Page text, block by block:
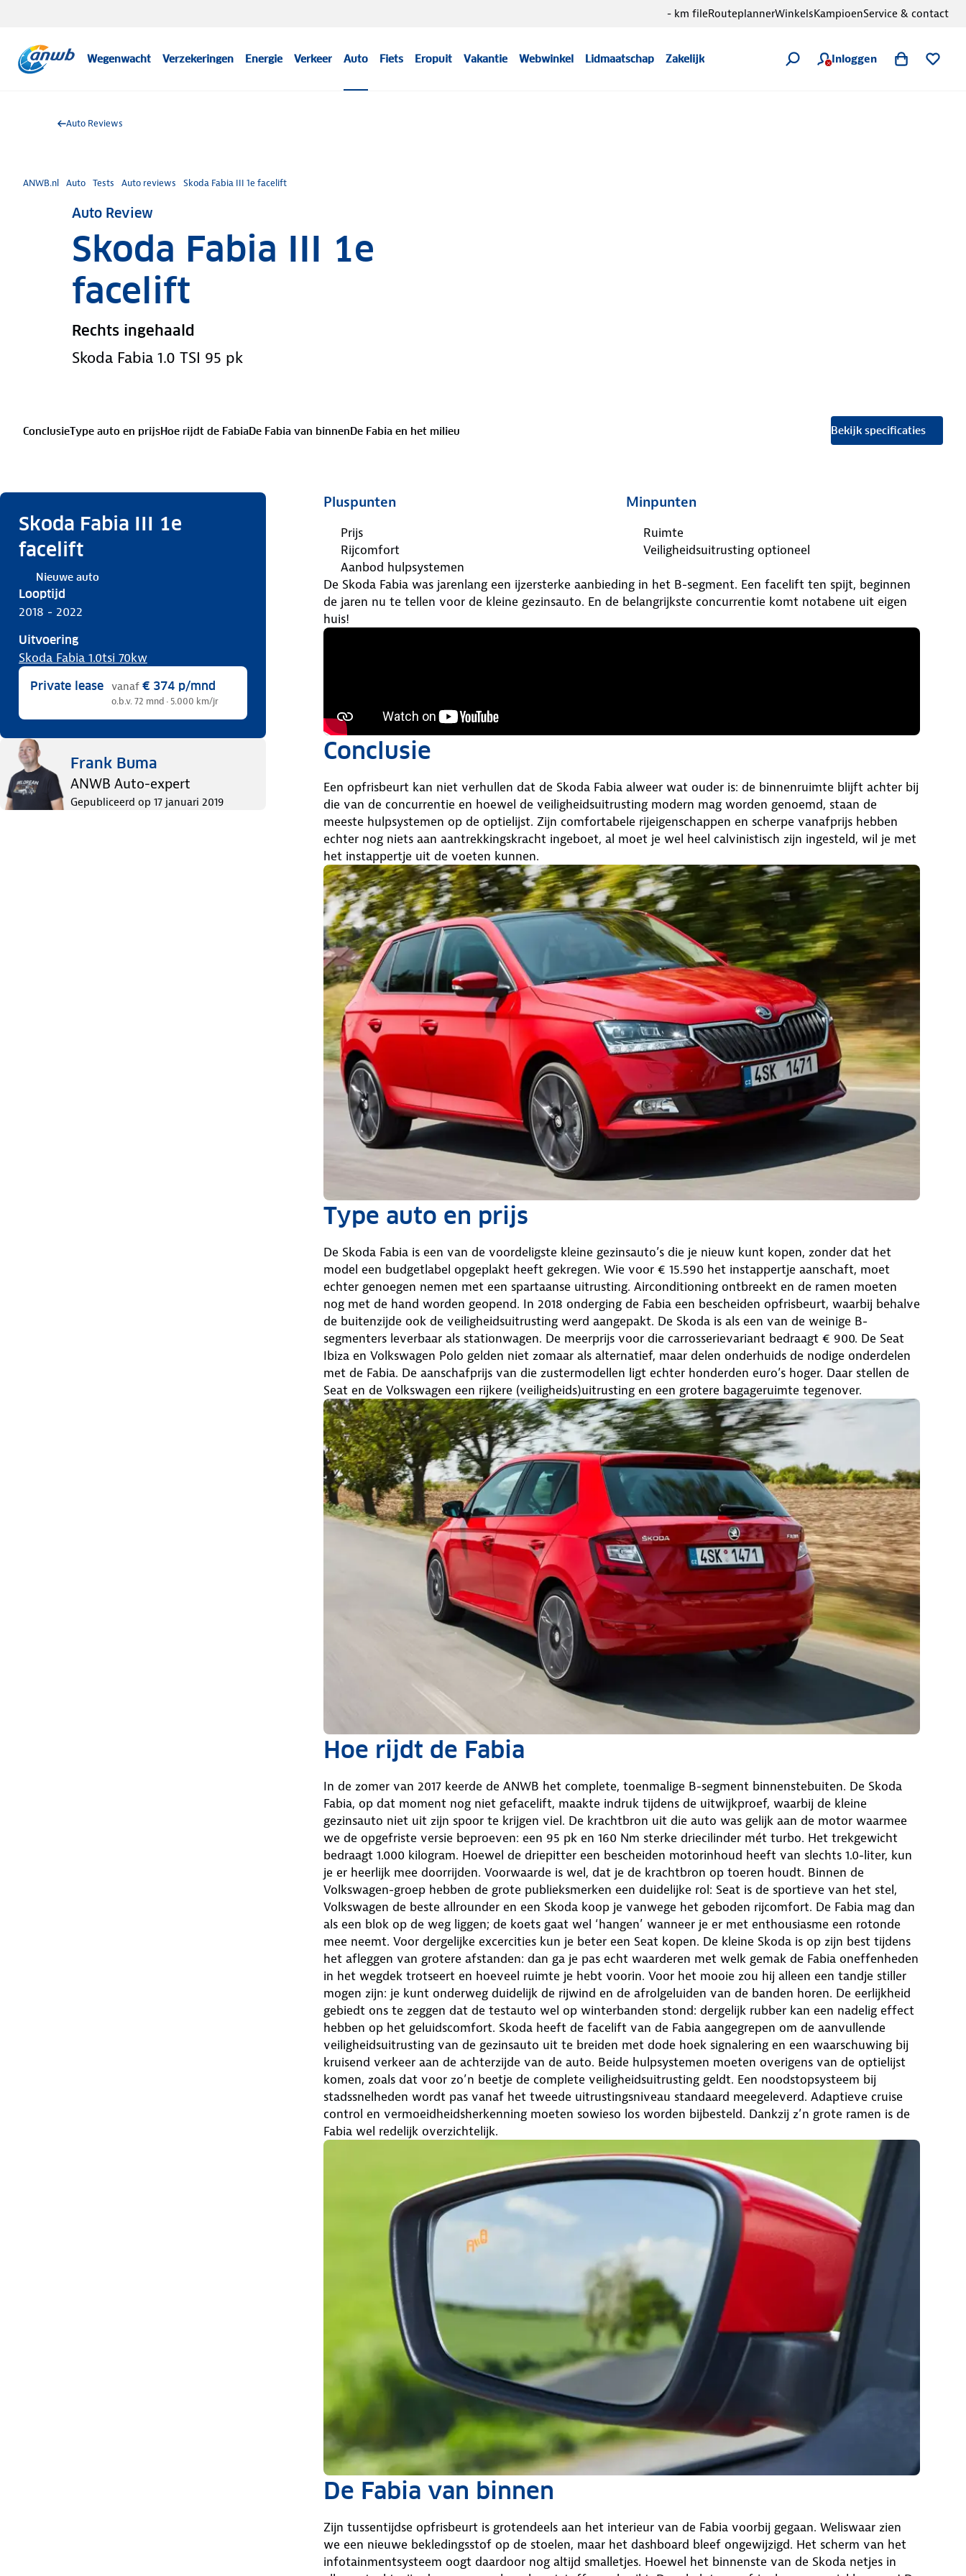
Wegenwacht Verzekeringen Energie Verkeer Auto Fiets Eropuit Vakantie Webwinkel Lidmaatschap Zakelijk Inloggen
- km fileRouteplannerWinkelsKampioenService & contact
Auto Reviews
ANWB.nl Auto Tests Auto reviews Skoda Fabia III 1e facelift
Auto Review
Skoda Fabia III 1e
facelift
Rechts ingehaald
Skoda Fabia 1.0 TSI 95 pk
ConclusieType auto en prijsHoe rijdt de FabiaDe Fabia van binnenDe Fabia en het milieu Bekijk specificaties
Skoda Fabia III 1e
facelift
Nieuwe auto
Looptijd
2018 - 2022
Uitvoering
Skoda Fabia 1.0tsi 70kw
Private lease vanaf € 374 p/mnd
o.b.v. 72 mnd · 5.000 km/jr
Frank Buma
ANWB Auto-expert
Gepubliceerd op 17 januari 2019
Pluspunten
Prijs
Rijcomfort
Aanbod hulpsystemen
Minpunten
Ruimte
Veiligheidsuitrusting optioneel
De Skoda Fabia was jarenlang een ijzersterke aanbieding in het B-segment. Een facelift ten spijt, beginnen
de jaren nu te tellen voor de kleine gezinsauto. En de belangrijkste concurrentie komt notabene uit eigen
huis!
Conclusie
Een opfrisbeurt kan niet verhullen dat de Skoda Fabia alweer wat ouder is: de binnenruimte blijft achter bij
die van de concurrentie en hoewel de veiligheidsuitrusting modern mag worden genoemd, staan de
meeste hulpsystemen op de optielijst. Zijn comfortabele rijeigenschappen en scherpe vanafprijs hebben
echter nog niets aan aantrekkingskracht ingeboet, al moet je wel heel calvinistisch zijn ingesteld, wil je met
het instappertje uit de voeten kunnen.
Type auto en prijs
De Skoda Fabia is een van de voordeligste kleine gezinsauto’s die je nieuw kunt kopen, zonder dat het
model een budgetlabel opgeplakt heeft gekregen. Wie voor € 15.590 het instappertje aanschaft, moet
echter genoegen nemen met een spartaanse uitrusting. Airconditioning ontbreekt en de ramen moeten
nog met de hand worden geopend. In 2018 onderging de Fabia een bescheiden opfrisbeurt, waarbij behalve
de buitenzijde ook de veiligheidsuitrusting werd aangepakt. De Skoda is als een van de weinige B-
segmenters leverbaar als stationwagen. De meerprijs voor die carrosserievariant bedraagt € 900. De Seat
Ibiza en Volkswagen Polo gelden niet zomaar als alternatief, maar delen onderhuids de nodige onderdelen
met de Fabia. De aanschafprijs van die zustermodellen ligt echter honderden euro’s hoger. Daar stellen de
Seat en de Volkswagen een rijkere (veiligheids)uitrusting en een grotere bagageruimte tegenover.
Hoe rijdt de Fabia
In de zomer van 2017 keerde de ANWB het complete, toenmalige B-segment binnenstebuiten. De Skoda
Fabia, op dat moment nog niet gefacelift, maakte indruk tijdens de uitwijkproef, waarbij de kleine
gezinsauto niet uit zijn spoor te krijgen viel. De krachtbron uit die auto was gelijk aan de motor waarmee
we de opgefriste versie beproeven: een 95 pk en 160 Nm sterke driecilinder mét turbo. Het trekgewicht
bedraagt 1.000 kilogram. Hoewel de driepitter een bescheiden motorinhoud heeft van slechts 1.0-liter, kun
je er heerlijk mee doorrijden. Voorwaarde is wel, dat je de krachtbron op toeren houdt. Binnen de
Volkswagen-groep hebben de grote publieksmerken een duidelijke rol: Seat is de sportieve van het stel,
Volkswagen de beste allrounder en een Skoda koop je vanwege het geboden rijcomfort. De Fabia mag dan
als een blok op de weg liggen; de koets gaat wel ‘hangen’ wanneer je er met enthousiasme een rotonde
mee neemt. Voor dergelijke excercities kun je beter een Seat kopen. De kleine Skoda is op zijn best tijdens
het afleggen van grotere afstanden: dan ga je pas echt waarderen met welk gemak de Fabia oneffenheden
in het wegdek trotseert en hoeveel ruimte je hebt voorin. Voor het mooie zou hij alleen een tandje stiller
mogen zijn: je kunt onderweg duidelijk de rijwind en de afrolgeluiden van de banden horen. De eerlijkheid
gebiedt ons te zeggen dat de testauto wel op winterbanden stond: dergelijk rubber kan een nadelig effect
hebben op het geluidscomfort. Skoda heeft de facelift van de Fabia aangegrepen om de aanvullende
veiligheidsuitrusting van de gezinsauto uit te breiden met dode hoek signalering en een waarschuwing bij
kruisend verkeer aan de achterzijde van de auto. Beide hulpsystemen moeten overigens van de optielijst
komen, zoals dat voor zo’n beetje de complete veiligheidsuitrusting geldt. Een noodstopsysteem bij
stadssnelheden wordt pas vanaf het tweede uitrustingsniveau standaard meegeleverd. Adaptieve cruise
control en vermoeidheidsherkenning moeten sowieso los worden bijbesteld. Dankzij z’n grote ramen is de
Fabia wel redelijk overzichtelijk.
De Fabia van binnen
Zijn tussentijdse opfrisbeurt is grotendeels aan het interieur van de Fabia voorbij gegaan. Weliswaar zien
we een nieuwe bekledingsstof op de stoelen, maar het dashboard bleef ongewijzigd. Het scherm van het
infotainmentsysteem oogt daardoor nog altijd smalletjes. Hoewel het binnenste van de Skoda netjes in